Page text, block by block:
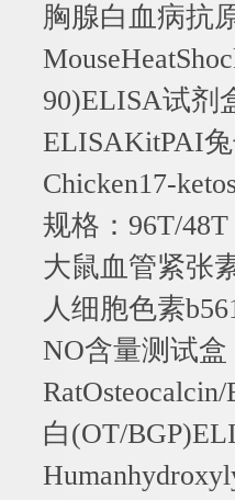
胸腺白血病抗
90)ELISA试剂
ELISAKitPAI
Chicken17-
规格： 96T/48T
大鼠血管紧张
人细胞色素
NO含量测试盒
白(OT/